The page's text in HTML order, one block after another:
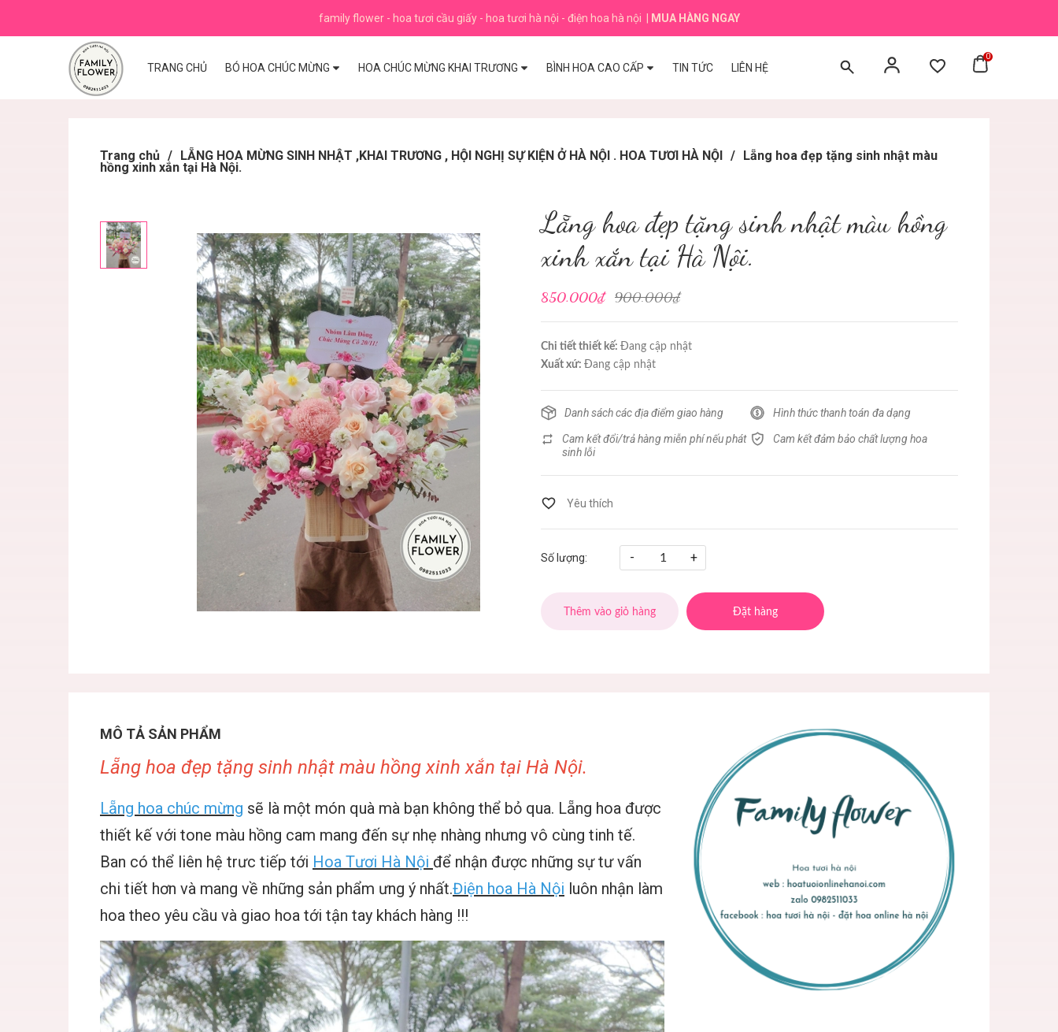
family flower - hoa tươi cầu giấy - hoa tươi hà nội - điện hoa hà nội MUA HÀNG NGAY
TRANG CHỦ BÓ HOA CHÚC MỪNG HOA CHÚC MỪNG KHAI TRƯƠNG BÌNH HOA CAO CẤP TIN TỨC LIÊN HỆ
0
Trang chủ / LẴNG HOA MỪNG SINH NHẬT ,KHAI TRƯƠNG , HỘI NGHỊ SỰ KIỆN Ở HÀ NỘI . HOA TƯƠI HÀ NỘI / Lẵng hoa đẹp tặng sinh nhật màu
hồng xinh xắn tại Hà Nội.
Lẵng hoa đẹp tặng sinh nhật màu hồng
xinh xắn tại Hà Nội.
850.000₫ 900.000₫
Chi tiết thiết kế: Đang cập nhật
Xuất xứ: Đang cập nhật
Danh sách các địa điểm giao hàng Hình thức thanh toán đa dạng
Cam kết đổi/trả hàng miễn phí nếu phát
sinh lỗi
Cam kết đảm bảo chất lượng hoa
Số lượng: - +
Thêm vào giỏ hàng Đặt hàng
MÔ TẢ SẢN PHẨM
Lẵng hoa đẹp tặng sinh nhật màu hồng xinh xắn tại Hà Nội.
Lẵng hoa chúc mừng sẽ là một món quà mà bạn không thể bỏ qua. Lẵng hoa được
thiết kế với tone màu hồng cam mang đến sự nhẹ nhàng nhưng vô cùng tinh tế.
Ban có thể liên hệ trưc tiếp tới Hoa Tươi Hà Nội để nhận được những sự tư vấn
chi tiết hơn và mang về những sản phẩm ưng ý nhất.Điện hoa Hà Nội luôn nhận làm
hoa theo yêu cầu và giao hoa tới tận tay khách hàng !!!